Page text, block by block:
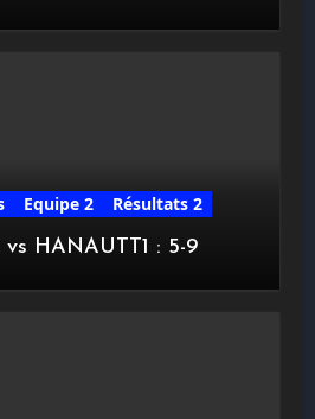
Equipe 2
Résultats 2
vs HANAUTT1 : 5-9